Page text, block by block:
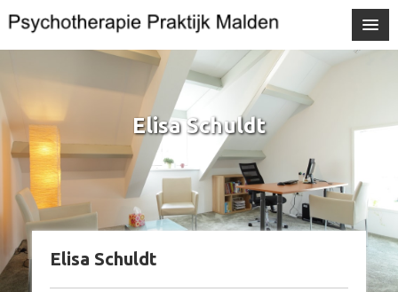
Elisa Schuldt
Elisa Schuldt